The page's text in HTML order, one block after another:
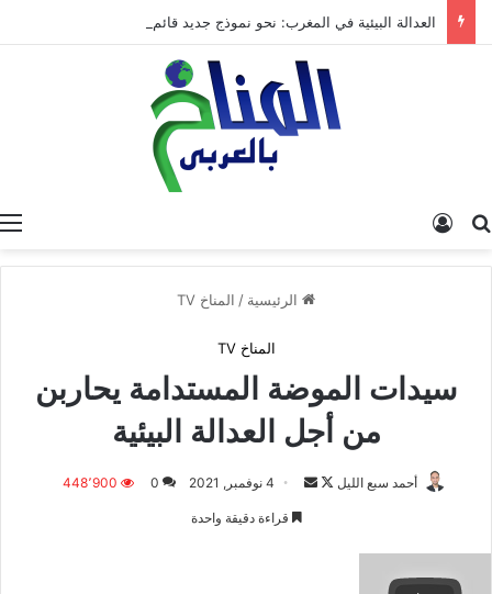
البحث عن
الرئيسية / المناخ TV
المناخ TV
سيدات الموضة المستدامة يحاربن
من أجل العدالة البيئية
أحمد سبع الليل
ت
ر
4 نوفمبر, 2021 0 448٬900
قراءة دقيقة واحدة